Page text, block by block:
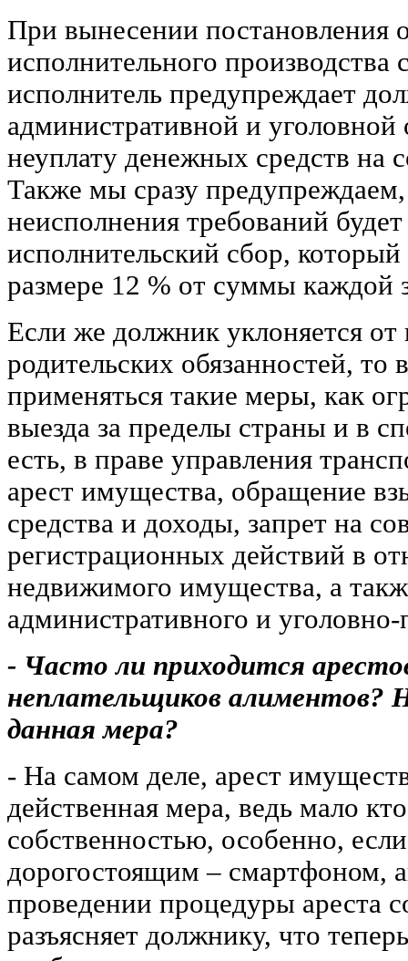
При вынесении постановления
исполнительного производства
исполнитель предупреждает
административной и уголовной
неуплату денежных средств на
Также мы сразу предупреждаем,
неисполнения требований
исполнительский сбор, который
размере 12 % от суммы каждой
Если же должник уклоняется от
родительских обязанностей,
применяться такие меры, как
выезда за пределы страны и в
есть, в праве управления
арест имущества, обращение
средства и доходы, запрет на
регистрационных действий в
недвижимого имущества, а
административного и уголовно-
- Часто ли приходится
неплательщиков алиментов?
данная мера?
- На самом деле, арест
действенная мера, ведь мало
собственностью, особенно,
дорогостоящим – смартфоном,
проведении процедуры ареста
разъясняет должнику, что